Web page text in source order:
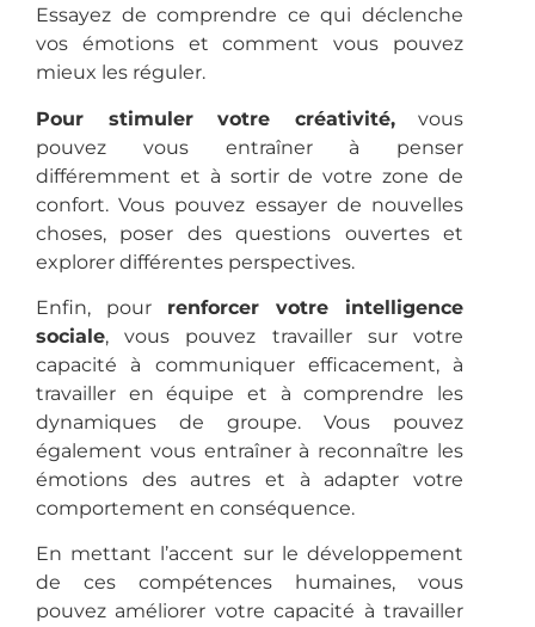
Essayez de comprendre ce qui déclenche
vos émotions et comment vous pouvez
mieux les réguler.
Pour stimuler votre créativité,vous
pouvez vous entraîner à penser
différemment et à sortir de votre zone de
confort. Vous pouvez essayer de nouvelles
choses, poser des questions ouvertes et
explorer différentes perspectives.
Enfin, pour renforcer votre intelligence
sociale, vous pouvez travailler sur votre
capacité à communiquer efficacement, à
travailler en équipe et à comprendre les
dynamiques de groupe. Vous pouvez
également vous entraîner à reconnaître les
émotions des autres et à adapter votre
comportement en conséquence.
En mettant l’accent sur le développement
de ces compétences humaines, vous
pouvez améliorer votre capacité à travailler